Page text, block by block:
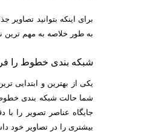
برای اینکه بتوانید
به طور خلاصه به مهم ترین
شبکه بندی خطوط را
شما حالت شبکه بندی
جایگاه عناصر تصویر را
بیشتری را در تصاویر خود